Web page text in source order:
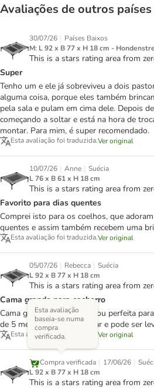
Avaliações de outros países
30/07/26 | Países Baixos
M: L 92 x B 77 x H 18 cm -
This is a stars rating area from
Super
Tenho um e ele já sobreviveu a dois
alguma coisa, porque eles também
pela sala e pulam em cima dele. Depois
começando a soltar e está na hora de
montar. Para mim, é super recomendado.
Esta avaliação foi traduzida.Ver original
10/07/26 | Anne | Suécia
L 76 x B 61 x H 18 cm
This is a stars rating area from
Favorito para dias quentes
Comprei isto para os coelhos, que
quentes e assim também recebem uma
Esta avaliação foi traduzida.Ver original
05/07/26 | Rebecca | Suécia
L 92 x B 77 x H 18 cm
This is a stars rating area from
Cama grande para cachorro
Cama grande e estável. Ficou perfeita
de 5 meses. Fácil de montar e pode ser
Esta avaliação foi traduzida. Ver original
Compra verificada
Esta avaliação
baseia-se numa
compra
verificada.
| 17/06/26 |
L 92 x B 77 x H 18 cm
This is a stars rating area from